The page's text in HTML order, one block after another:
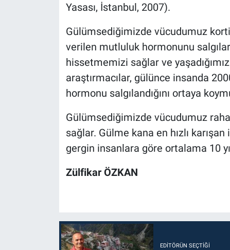
Yasası, İstanbul, 2007).
Gülümsediğimizde vücudumuz
verilen mutluluk hormonunu
hissetmemizi sağlar ve
araştırmacılar, gülünce insanda
hormonu salgılandığını ortaya
Gülümsediğimizde vücudumuz
sağlar. Gülme kana en hızlı
gergin insanlara göre ortalama 10
Zülfikar ÖZKAN
EDITÖRÜN SEÇTIĞI